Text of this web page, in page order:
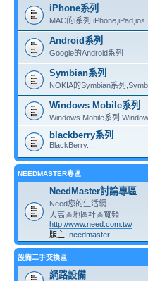
iPhone系列
MAC的i系列
Android系列
Google的Android系列
Symbian系列
NOKIA的Symbian系列
Windows Mobile系列
Windows Mobile系列
blackberry系列
BlackBerry....
NEEDMASTER專區
NeedMaster討論專區
Need您的生活網
大高區地區社區寬頻
http://www.need.com.tw/
版主: needmaster
設備二手交換區
網路設備